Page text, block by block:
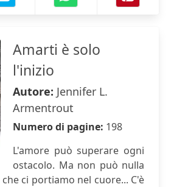
Amarti è solo
l'inizio
Autore: Jennifer L.
Armentrout
Numero di pagine: 198
L'amore può superare ogni
ostacolo. Ma non può nulla
ci portiamo nel cuore... C'è